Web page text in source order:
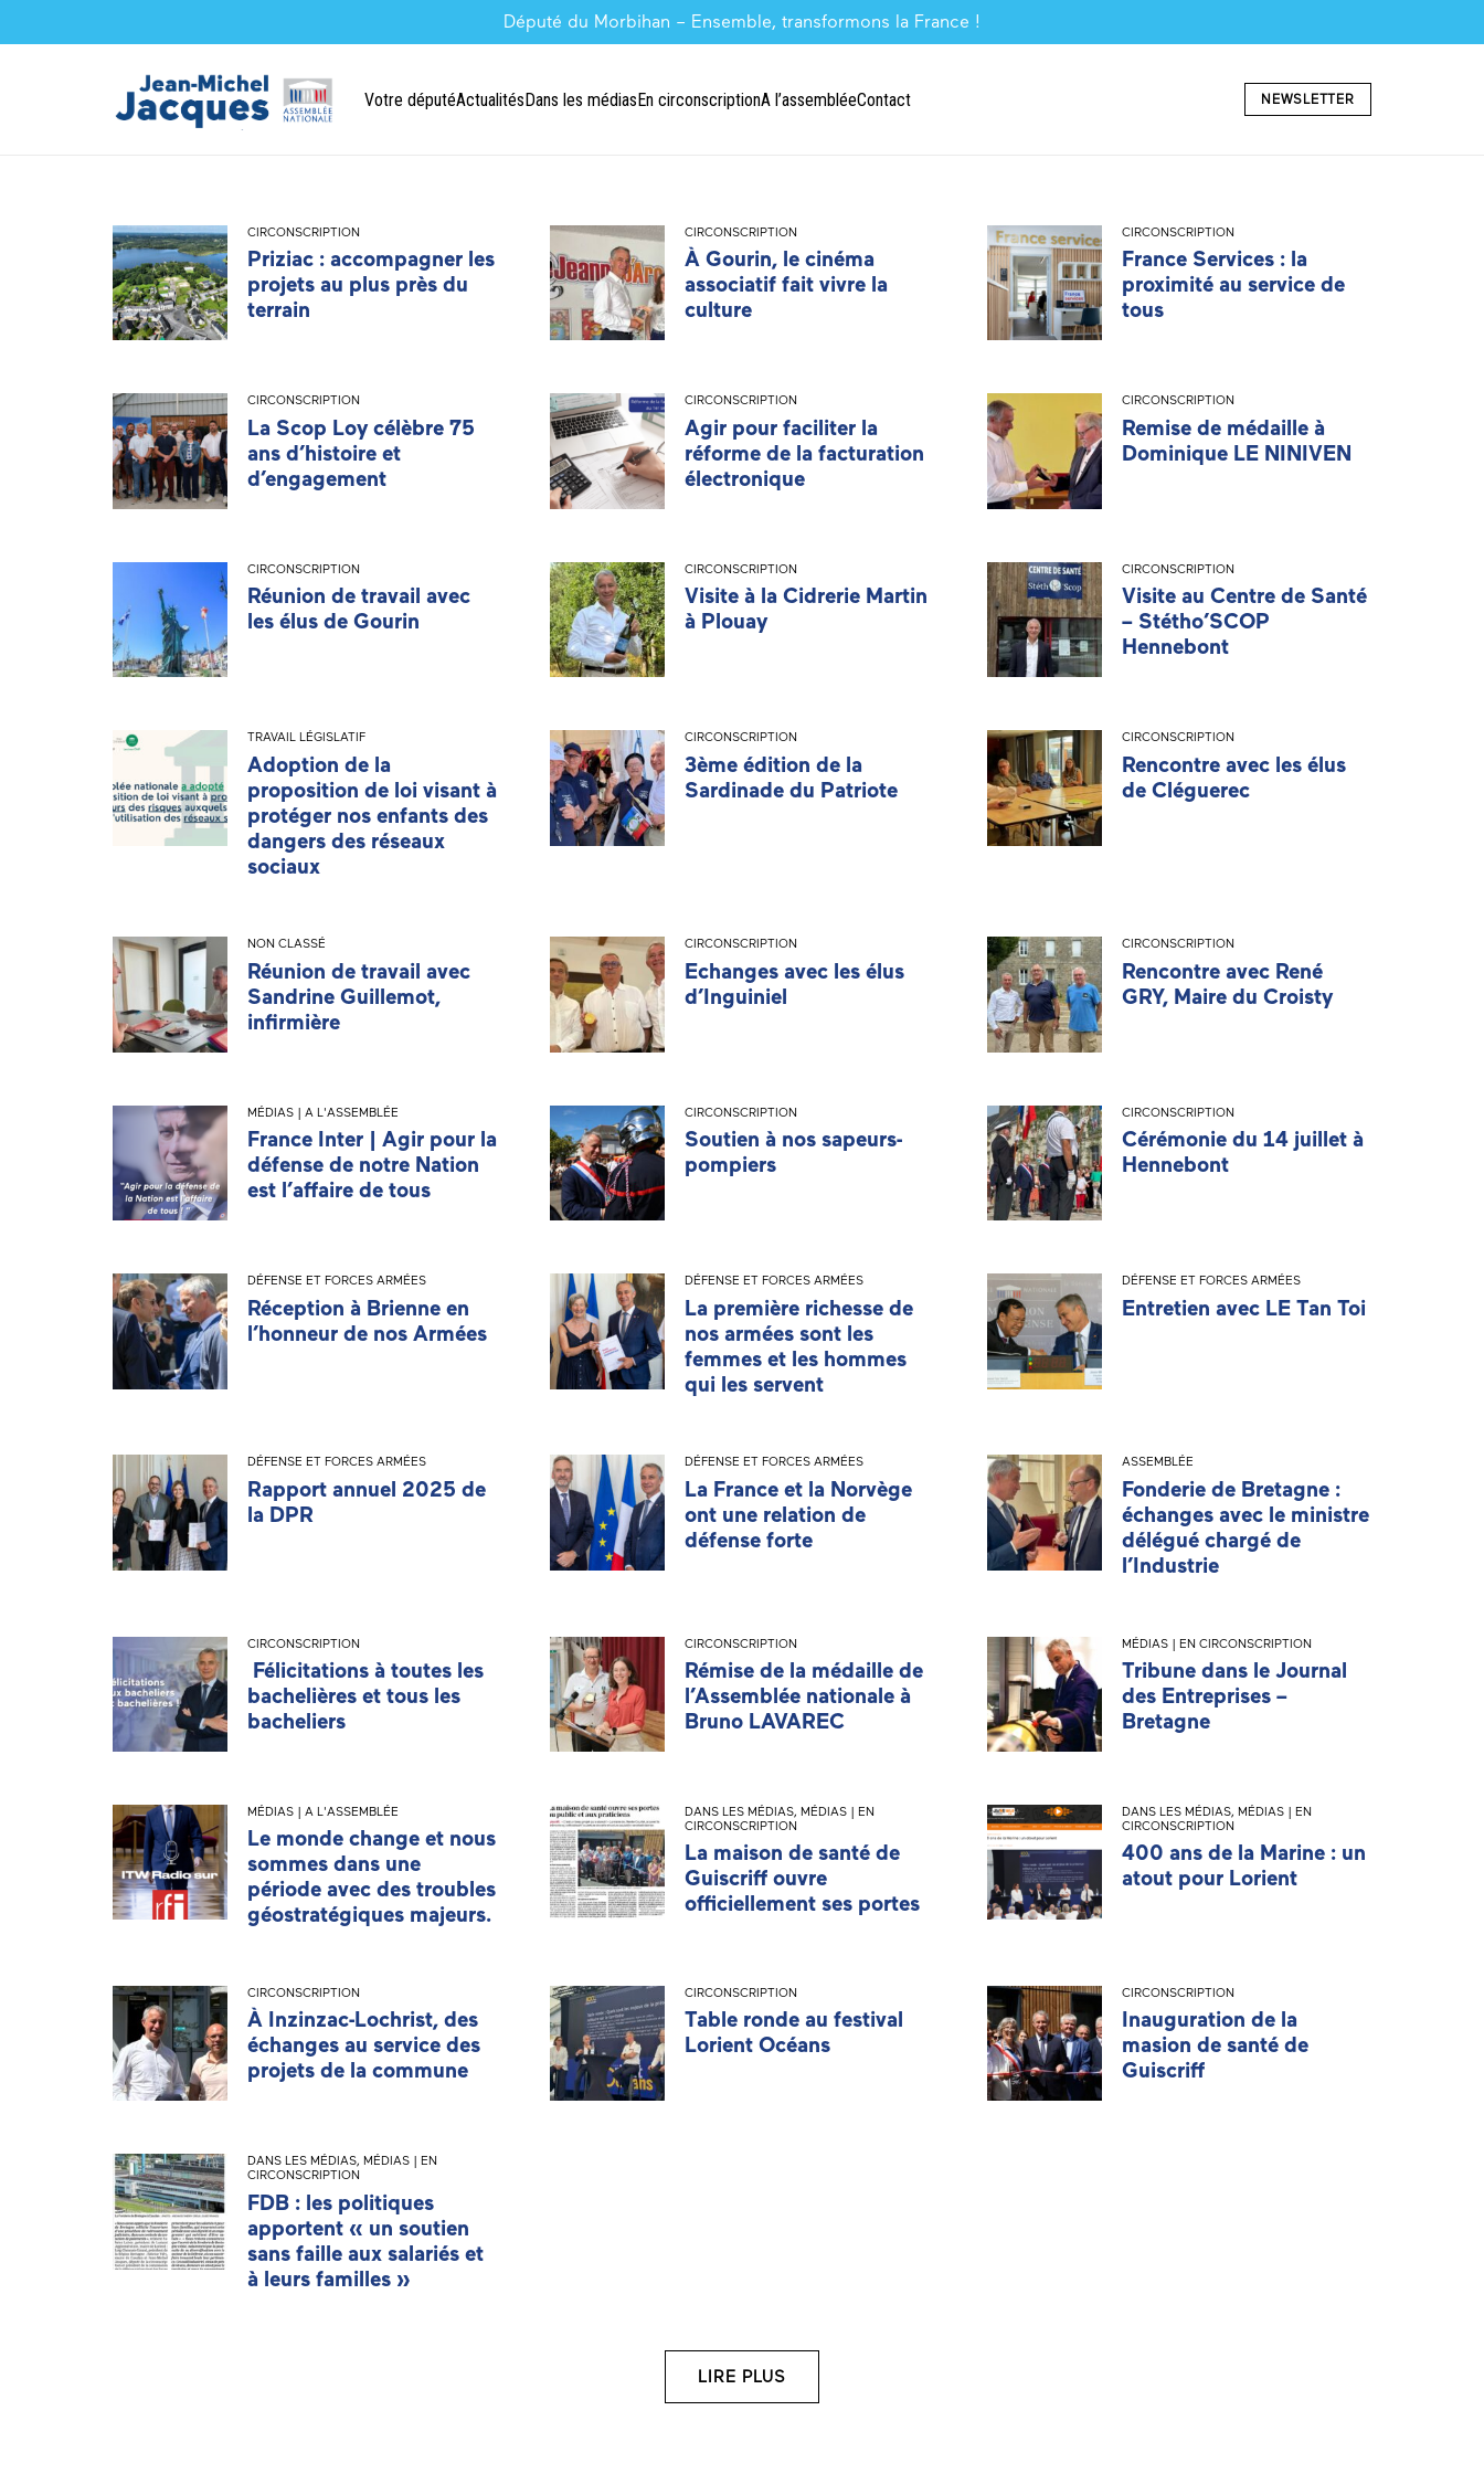
Député du Morbihan – Ensemble, transformons la France !
Votre députéActualitésDans les médiasEn circonscriptionA l’assembléeContact NEWSLETTER
CIRCONSCRIPTION
Priziac : accompagner les
projets au plus près du
terrain
CIRCONSCRIPTION
À Gourin, le cinéma
associatif fait vivre la
culture
CIRCONSCRIPTION
France Services : la
proximité au service de
tous
CIRCONSCRIPTION
La Scop Loy célèbre 75
ans d’histoire et
d’engagement
CIRCONSCRIPTION
Agir pour faciliter la
réforme de la facturation
électronique
CIRCONSCRIPTION
Remise de médaille à
Dominique LE NINIVEN
CIRCONSCRIPTION
Réunion de travail avec
les élus de Gourin
CIRCONSCRIPTION
Visite à la Cidrerie Martin
à Plouay
CIRCONSCRIPTION
Visite au Centre de Santé
– Stétho’SCOP
Hennebont
TRAVAIL LÉGISLATIF
Adoption de la
proposition de loi visant à
protéger nos enfants des
dangers des réseaux
sociaux
CIRCONSCRIPTION
3ème édition de la
Sardinade du Patriote
CIRCONSCRIPTION
Rencontre avec les élus
de Cléguerec
NON CLASSÉ
Réunion de travail avec
Sandrine Guillemot,
infirmière
CIRCONSCRIPTION
Echanges avec les élus
d’Inguiniel
CIRCONSCRIPTION
Rencontre avec René
GRY, Maire du Croisty
MÉDIAS | A L'ASSEMBLÉE
France Inter | Agir pour la
défense de notre Nation
est l’affaire de tous
CIRCONSCRIPTION
Soutien à nos sapeurs-
pompiers
CIRCONSCRIPTION
Cérémonie du 14 juillet à
Hennebont
DÉFENSE ET FORCES ARMÉES
Réception à Brienne en
l’honneur de nos Armées
DÉFENSE ET FORCES ARMÉES
La première richesse de
nos armées sont les
femmes et les hommes
qui les servent
DÉFENSE ET FORCES ARMÉES
Entretien avec LE Tan Toi
DÉFENSE ET FORCES ARMÉES
Rapport annuel 2025 de
la DPR
DÉFENSE ET FORCES ARMÉES
La France et la Norvège
ont une relation de
défense forte
ASSEMBLÉE
Fonderie de Bretagne :
échanges avec le ministre
délégué chargé de
l’Industrie
CIRCONSCRIPTION
Félicitations à toutes les
bachelières et tous les
bacheliers
CIRCONSCRIPTION
Rémise de la médaille de
l’Assemblée nationale à
Bruno LAVAREC
MÉDIAS | EN CIRCONSCRIPTION
Tribune dans le Journal
des Entreprises –
Bretagne
MÉDIAS | A L'ASSEMBLÉE
Le monde change et nous
sommes dans une
période avec des troubles
géostratégiques majeurs.
DANS LES MÉDIAS, MÉDIAS | EN
CIRCONSCRIPTION
La maison de santé de
Guiscriff ouvre
officiellement ses portes
DANS LES MÉDIAS, MÉDIAS | EN
CIRCONSCRIPTION
400 ans de la Marine : un
atout pour Lorient
CIRCONSCRIPTION
À Inzinzac-Lochrist, des
échanges au service des
projets de la commune
CIRCONSCRIPTION
Table ronde au festival
Lorient Océans
CIRCONSCRIPTION
Inauguration de la
masion de santé de
Guiscriff
DANS LES MÉDIAS, MÉDIAS | EN
CIRCONSCRIPTION
FDB : les politiques
apportent « un soutien
sans faille aux salariés et
à leurs familles »
LIRE PLUS